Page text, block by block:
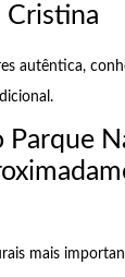
Cristina
autêntica,
Parque
mais